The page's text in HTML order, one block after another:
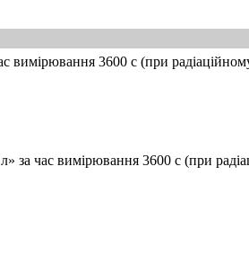
вимірювання 3600 с (при
л» за час вимірювання 3600 с (при